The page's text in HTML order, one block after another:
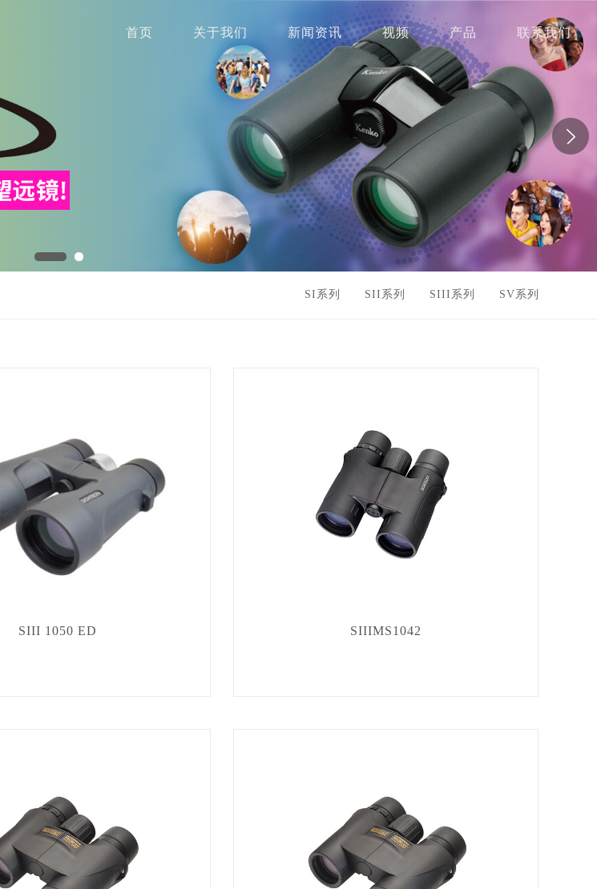
首页 关于我们 新闻资讯 视频 产品 联系我们
SI系列 SII系列 SIII系列 SV系列
SIII 1050 ED SIIIMS1042